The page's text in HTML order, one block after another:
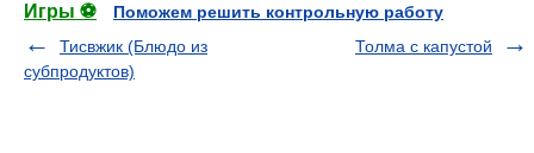
Игры ⚽
Поможем решить контрольную работу
Тисвжик (Блюдо из
субпродуктов)
Толма с капустой